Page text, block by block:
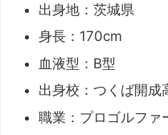
出身地：茨城県
身長：170cm
血液型：B型
出身校：つくば開成
職業：プロゴルファ